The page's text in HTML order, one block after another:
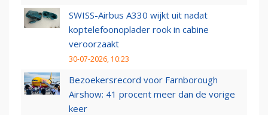
SWISS-Airbus A330 wijkt uit nadat
koptelefoonoplader rook in cabine
veroorzaakt
30-07-2026, 10:23
Bezoekersrecord voor Farnborough
Airshow: 41 procent meer dan de vorige
keer